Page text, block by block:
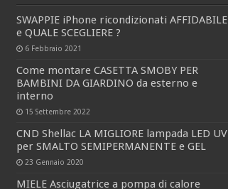
SWAPPIE iPhone ricondizionati AFFIDABILE
e QUALE SCEGLIERE ?
6 Febbraio 2021
Come montare CASETTA SMOBY PER
BAMBINI DA GIARDINO da esterno e
interno
15 Settembre 2022
CND Shellac LA MIGLIORE lampada LED UV
per SMALTO SEMIPERMANENTE e GEL
23 Gennaio 2020
MIELE Asciugatrice a pompa di calore